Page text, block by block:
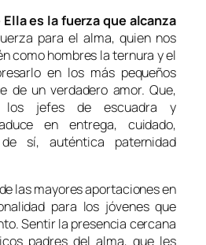
es la fuerza que alcanza
para el alma, quien nos
como hombres la ternura y el
en los más pequeños
de un verdadero amor. Que,
los jefes de escuadra y
en entrega, cuidado,
sí, auténtica paternidad
las mayores aportaciones en
para los jóvenes que
Sentir la presencia cercana
padres del alma, que les